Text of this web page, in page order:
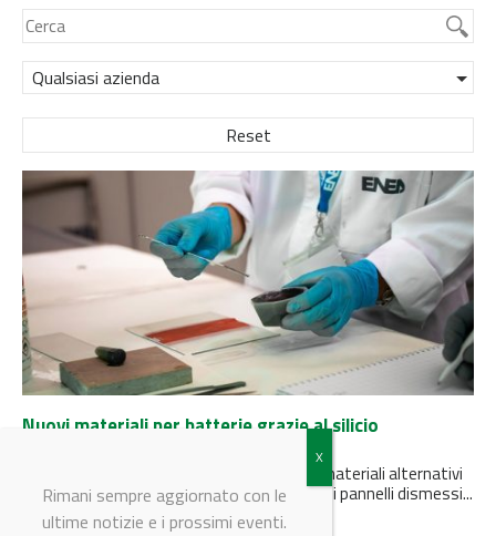
Qualsiasi azienda
Reset
Nuovi materiali per batterie grazie al silicio
Il brevetto ENEA permetterà di sviluppare materiali alternativi
alla grafite ed è utile negli impianti di riciclo di pannelli dismessi...
Rimani sempre aggiornato con le
ultime notizie e i prossimi eventi.